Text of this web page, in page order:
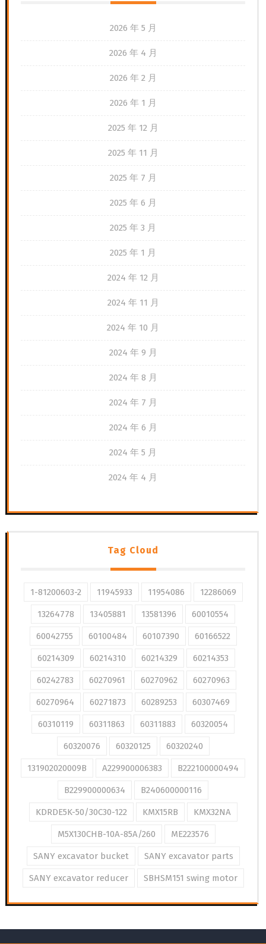
2026 年 5 月
2026 年 4 月
2026 年 2 月
2026 年 1 月
2025 年 12 月
2025 年 11 月
2025 年 7 月
2025 年 6 月
2025 年 3 月
2025 年 1 月
2024 年 12 月
2024 年 11 月
2024 年 10 月
2024 年 9 月
2024 年 8 月
2024 年 7 月
2024 年 6 月
2024 年 5 月
2024 年 4 月
Tag Cloud
1-81200603-2 11945933 11954086 12286069
13264778 13405881 13581396 60010554
60042755 60100484 60107390 60166522
60214309 60214310 60214329 60214353
60242783 60270961 60270962 60270963
60270964 60271873 60289253 60307469
60310119 60311863 60311883 60320054
60320076 60320125 60320240
131902020009B A229900006383 B222100000494
B229900000634 B240600000116
KDRDE5K-50/30C30-122 KMX15RB KMX32NA
M5X130CHB-10A-85A/260 ME223576
SANY excavator bucket SANY excavator parts
SANY excavator reducer SBHSM151 swing motor